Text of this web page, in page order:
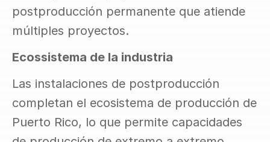
postproducción permanente que atiende
múltiples proyectos.
Ecossistema de la industria
Las instalaciones de postproducción
completan el ecosistema de producción de
Puerto Rico, lo que permite capacidades